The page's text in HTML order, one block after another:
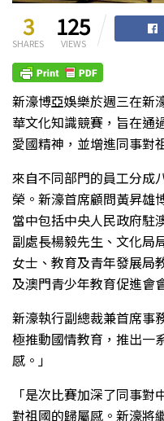
3
SHARES
125
VIEWS
新濠博亞娛樂於週三在新
華文化知識競賽，旨在通
愛國精神，並增進同事對
來自不同部門的員工分成
榮。新濠首席顧問黃昇雄
當中包括中央人民政府駐
副處長楊毅先生、文化局
女士、教育及青年發展局
及澳門青少年教育促進會
新濠執行副總裁兼首席事
極推動國情教育，推出一
感。」
「是次比賽加深了同事
對祖國的歸屬感。新濠將